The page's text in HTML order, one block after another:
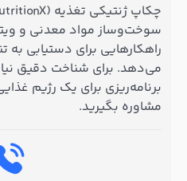
سوخت‌وساز مواد معدنی و
راهکارهایی برای دستیابی به
می‌دهد. برای شناخت دقیق
برنامه‌ریزی برای یک رژیم
مشاوره بگیرید.